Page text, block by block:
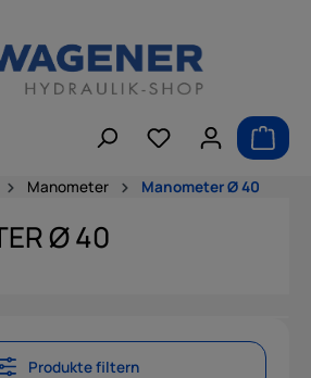
Manometer Manometer Ø 40
Ø 40
Produkte filtern